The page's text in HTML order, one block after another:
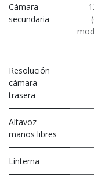
Cámara
secundaria
Resolución
cámara
trasera
Altavoz
manos libres
Linterna